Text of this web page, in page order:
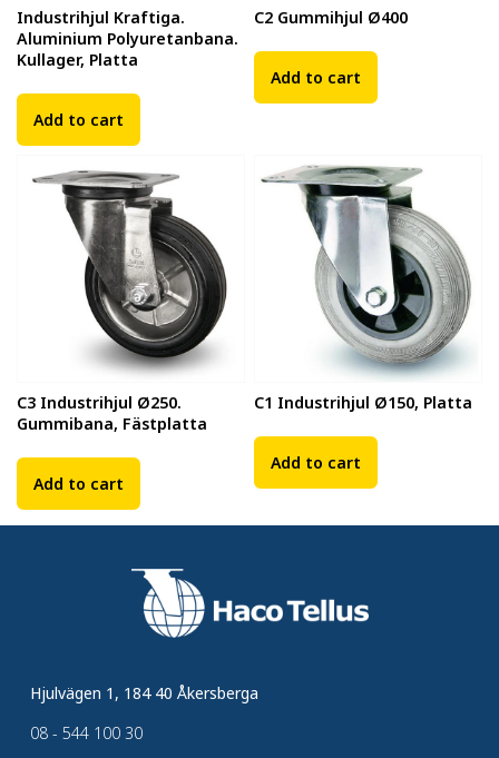
Industrihjul Kraftiga.
Aluminium Polyuretanbana.
Kullager, Platta
Add to cart
C2 Gummihjul Ø400
Add to cart
C3 Industrihjul Ø250.
Gummibana, Fästplatta
Add to cart
C1 Industrihjul Ø150, Platta
Add to cart
Hjulvägen 1, 184 40 Åkersberga
08 - 544 100 30